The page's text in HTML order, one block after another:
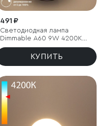
491 ₽
Светодиодная лампа
Dimmable А60 9W 4200K
E27
КУПИТЬ